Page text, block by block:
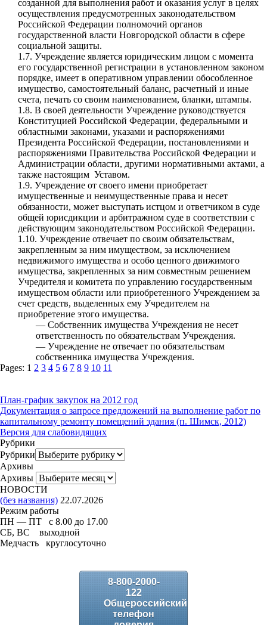
созданной для выполнения работ и оказания услуг в целях
осуществления предусмотренных законодательством
Российской Федерации полномочий органов
государственной власти Новгородской области в сфере
социальной защиты.
1.7. Учреждение является юридическим лицом с момента
его государственной регистрации в установленном законом
порядке, имеет в оперативном управлении обособленное
имущество, самостоятельный баланс, расчетный и иные
счета, печать со своим наименованием, бланки, штампы.
1.8. В своей деятельности Учреждение руководствуется
Конституцией Российской Федерации, федеральными и
областными законами, указами и распоряжениями
Президента Российской Федерации, постановлениями и
распоряжениями Правительства Российской Федерации и
Администрации области, другими нормативными актами, а
также настоящим Уставом.
1.9. Учреждение от своего имени приобретает
имущественные и неимущественные права и несет
обязанности, может выступать истцом и ответчиком в суде
общей юрисдикции и арбитражном суде в соответствии с
действующим законодательством Российской Федерации.
1.10. Учреждение отвечает по своим обязательствам,
закрепленным за ним имуществом, за исключением
недвижимого имущества и особо ценного движимого
имущества, закрепленных за ним совместным решением
Учредителя и комитета по управлению государственным
имуществом области или приобретенного Учреждением за
счет средств, выделенных ему Учредителем на
приобретение этого имущества.
— Собственник имущества Учреждения не несет
ответственность по обязательствам Учреждения.
— Учреждение не отвечает по обязательствам
собственника имущества Учреждения.
Pages: 1 2 3 4 5 6 7 8 9 10 11
План-график закупок на 2012 год
Документация о запросе предложений на выполнение работ по
капитальному ремонту помещений здания (п. Шимск, 2012)
Версия для слабовидящих
Рубрики
Рубрики
Архивы
Архивы
НОВОСТИ
(без названия) 22.07.2026
Режим работы
ПН — ПТ с 8.00 до 17.00
СБ, ВС выходной
Медчасть круглосуточно
8-800-2000-
122
Общероссийский
телефон